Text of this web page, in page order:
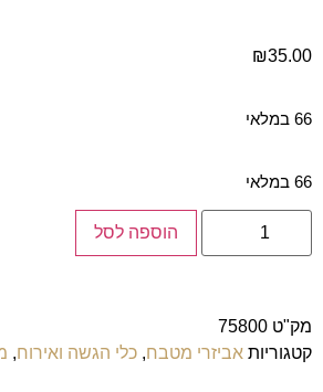
₪35.00
66 במלאי
66 במלאי
הוספה לסל
מק"ט 75800
קטגוריות אביזרי מטבח, כלי הגשה ואירוח,